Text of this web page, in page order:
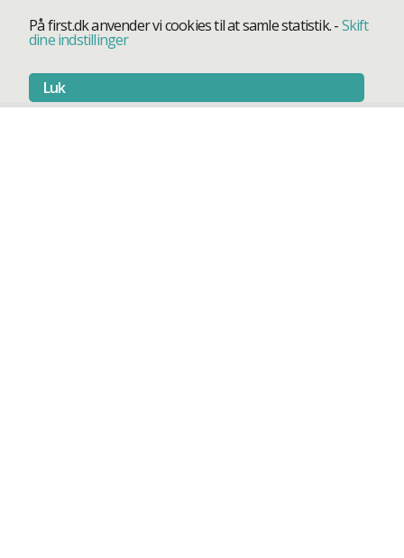
På first.dk anvender vi cookies til at samle statistik.-Skift
dine indstillinger
Luk